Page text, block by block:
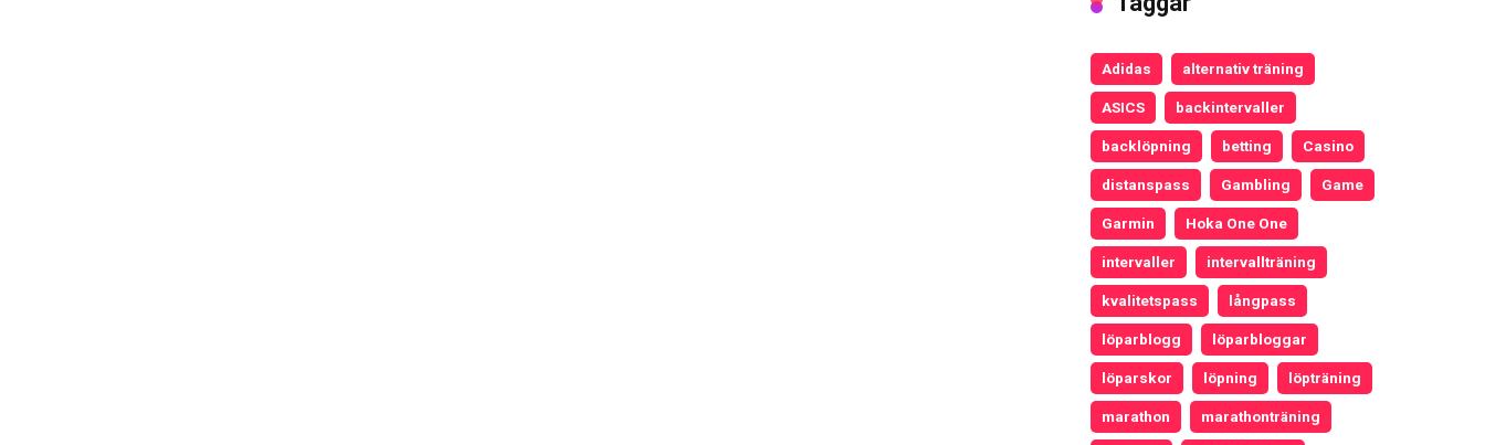
Adidas alternativ träning
ASICS backintervaller
backlöpning betting Casino
distanspass Gambling Game
Garmin Hoka One One
intervaller intervallträning
kvalitetspass långpass
löparblogg löparbloggar
löparskor löpning löpträning
marathon marathonträning